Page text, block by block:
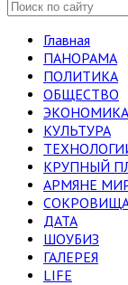
Главная
ПАНОРАМА
ПОЛИТИКА
ОБЩЕСТВО
ЭКОНОМИКА
КУЛЬТУРА
КРУПНЫЙ
АРМЯНЕ
ДАТА
ШОУБИЗ
ГАЛЕРЕЯ
LIFE